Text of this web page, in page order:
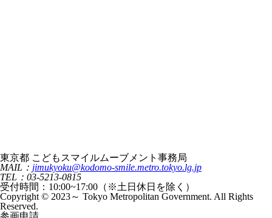
東京都 こどもスマイルムーブメント事務局
MAIL： jimukyoku@kodomo-smile.metro.tokyo.lg.jp
TEL：03-5213-0815
受付時間：10:00~17:00（※土日休日を除く）
Copyright © 2023～ Tokyo Metropolitan Government. All Rights
Reserved.
参画申請